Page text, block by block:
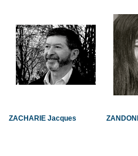
ZACHARIE Jacques